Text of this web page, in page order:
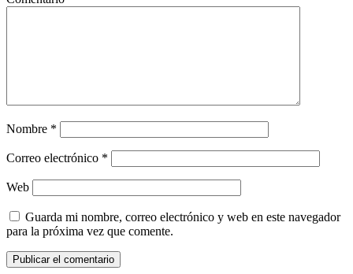
Nombre *
Correo electrónico *
Web
Guarda mi nombre, correo electrónico y web en este navegador
para la próxima vez que comente.